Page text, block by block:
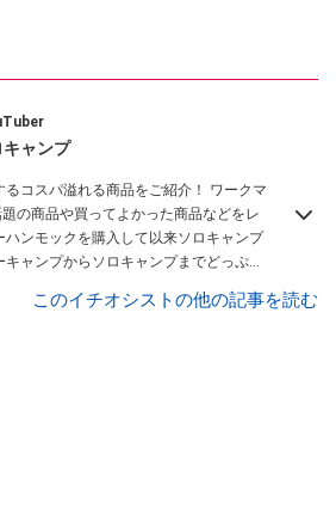
ャンプ
コスパ溢れる商品をご紹介！ ワークマ
の商品や買ってよかった商品などをレ
ハンモックを購入して以来ソロキャンプ
ャンプからソロキャンプまでどっぷり
このイチオシストの他の記事を読む